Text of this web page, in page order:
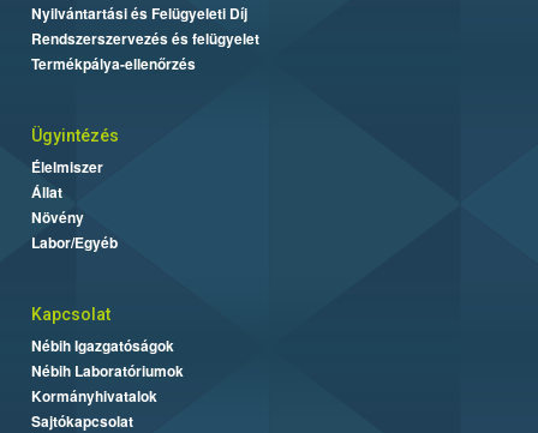
Nyilvántartási és Felügyeleti Díj
Rendszerszervezés és felügyelet
Termékpálya-ellenőrzés
Ügyintézés
Élelmiszer
Állat
Növény
Labor/Egyéb
Kapcsolat
Nébih Igazgatóságok
Nébih Laboratóriumok
Kormányhivatalok
Sajtókapcsolat